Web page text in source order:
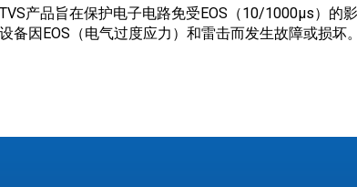
产品旨在保护电子电路免受EOS（10/1000µs）的
备因EOS（电气过度应力）和雷击而发生故障或损坏